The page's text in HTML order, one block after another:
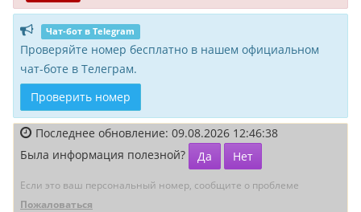
Чат-бот в Telegram
Проверяйте номер бесплатно в нашем официальном
чат-боте в Телеграм.
Проверить номер
Последнее обновление: 09.08.2026 12:46:38
Была информация полезной?
Да Нет
Если это ваш персональный номер, сообщите о проблеме
Пожаловаться